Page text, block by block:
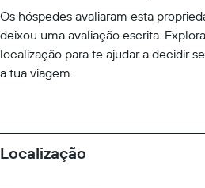
Os hóspedes avaliaram esta
deixou uma avaliação escrita.
localização para te ajudar a decidir
a tua viagem.
Localização